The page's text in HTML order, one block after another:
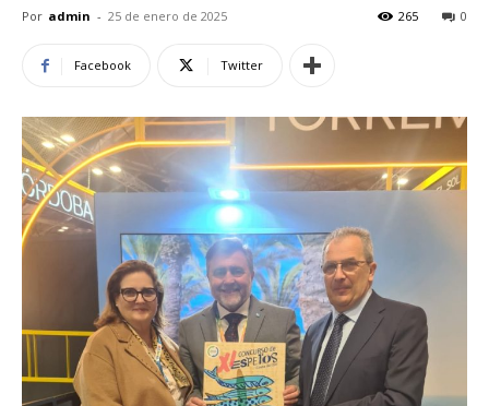
Por admin - 25 de enero de 2025 0
265
Facebook Twitter